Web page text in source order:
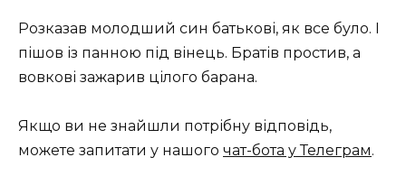
Розказав молодший син батькові, як все було. І
пішов із панною під вінець. Братів простив, а
вовкові зажарив цілого барана.
Якщо ви не знайшли потрібну відповідь,
можете запитати у нашого чат-бота у Телеграм.